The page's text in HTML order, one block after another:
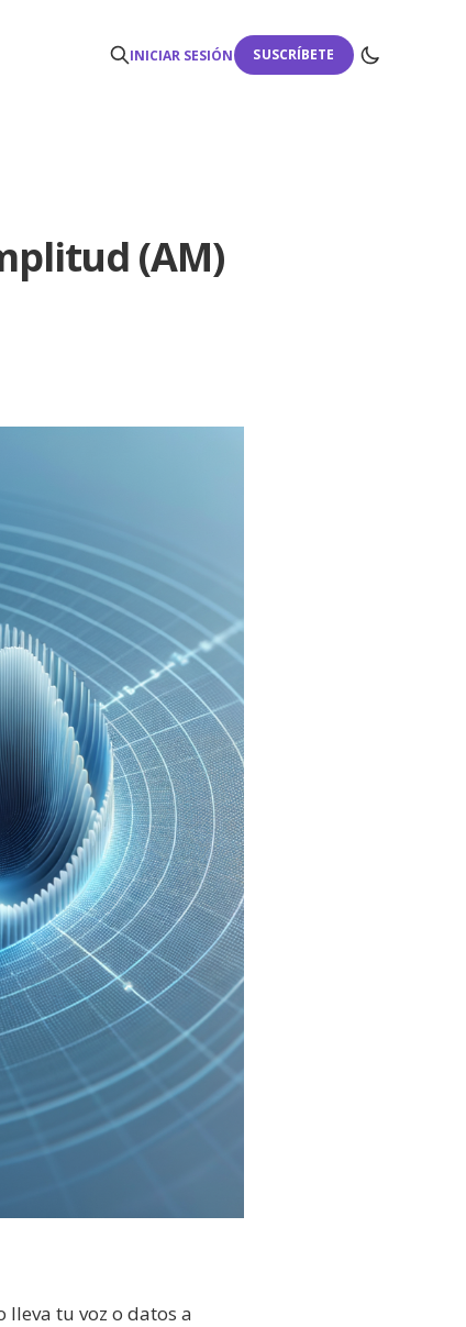
INICIAR SESIÓN SUSCRÍBETE
(AM)
tu voz o datos a